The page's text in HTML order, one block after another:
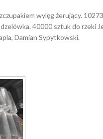
wylęg żerujący.
40000 sztuk do rzeki
Damian Sypytkowski.